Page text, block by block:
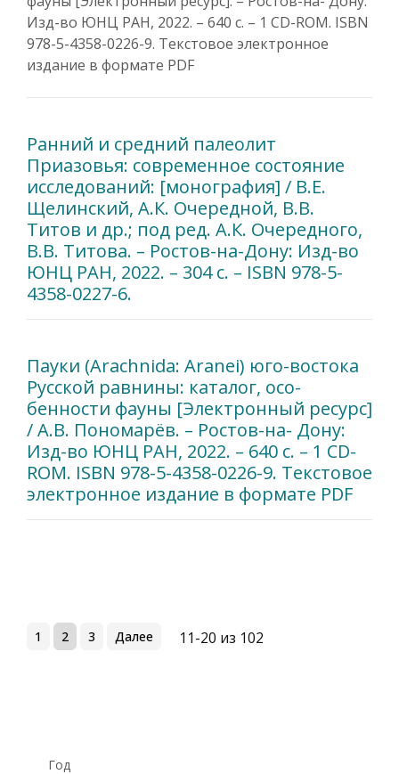
Изд-во ЮНЦ РАН, 2022. – 640 с. – 1 CD-ROM. ISBN
978-5-4358-0226-9. Текстовое электронное
издание в формате PDF
Ранний и средний палеолит
Приазовья: современное состояние
исследований: [монография] / В.Е.
Щелинский, А.К. Очередной, В.В.
Титов и др.; под ред. А.К. Очередного,
В.В. Титова. – Ростов-на-Дону: Изд-во
ЮНЦ РАН, 2022. – 304 с. – ISBN 978-5-
4358-0227-6.
Пауки (Arachnida: Aranei) юго-востока
Русской равнины: каталог, осо-
бенности фауны [Электронный ресурс]
/ А.В. Пономарёв. – Ростов-на- Дону:
Изд-во ЮНЦ РАН, 2022. – 640 с. – 1 CD-
ROM. ISBN 978-5-4358-0226-9. Текстовое
электронное издание в формате PDF
1 2 3 Далее 11-20 из 102
Год